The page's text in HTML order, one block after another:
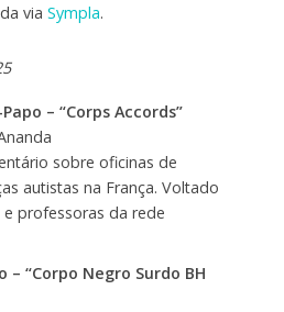
via Sympla.
– “Corps Accords”
sobre oficinas de
autistas na França. Voltado
professoras da rede
– “Corpo Negro Surdo BH